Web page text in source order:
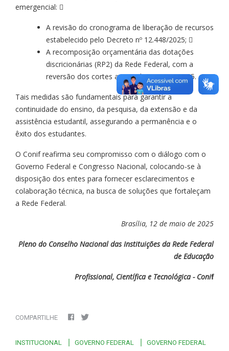
emergencial: 
A revisão do cronograma de liberação de recursos
estabelecido pelo Decreto nº 12.448/2025; 
A recomposição orçamentária das dotações
discricionárias (RP2) da Rede Federal, com a
reversão dos cortes aprovados na LOA 2025.
Tais medidas são fundamentais para garantir a
continuidade do ensino, da pesquisa, da extensão e da
assistência estudantil, assegurando a permanência e o
êxito dos estudantes.
O Conif reafirma seu compromisso com o diálogo com o
Governo Federal e Congresso Nacional, colocando-se à
disposição dos entes para fornecer esclarecimentos e
colaboração técnica, na busca de soluções que fortaleçam
a Rede Federal.
Brasília, 12 de maio de 2025
Pleno do Conselho Nacional das Instituições da Rede Federal
de Educação
Profissional, Científica e Tecnológica - Conif
COMPARTILHE
INSTITUCIONAL GOVERNO FEDERAL GOVERNO FEDERAL